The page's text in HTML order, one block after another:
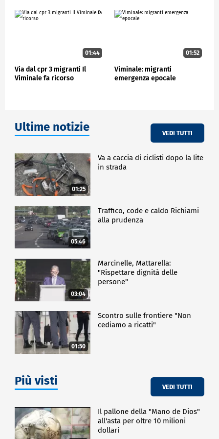
politica fatta di spot e di buone intenzioni, deve
essere affrontato in maniera seria, non è questo un
contributo dell'opposizione, affrontino questo tema
nei tavoli europei e con un maggiore raccordo con i
territori", ha concluso Ammatuna.
01:44
Via dal cpr 3 migranti Il
Viminale fa ricorso
01:52
Viminale: migranti
emergenza epocale
Ultime notizie VEDI TUTTI
01:25
Va a caccia di ciclisti dopo la lite
in strada
05:46
Traffico, code e caldo Richiami
alla prudenza
03:04
Marcinelle, Mattarella:
"Rispettare dignità delle
persone"
01:50
Scontro sulle frontiere "Non
cediamo a ricatti"
Più visti VEDI TUTTI
Il pallone della "Mano de Dios"
all'asta per oltre 10 milioni
dollari